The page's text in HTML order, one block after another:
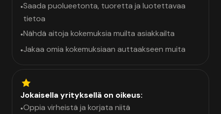
•Saada puolueetonta, tuoretta ja luotettavaa
tietoa
•Nähdä aitoja kokemuksia muilta asiakkailta
•Jakaa omia kokemuksiaan auttaakseen muita
Jokaisella yrityksellä on oikeus:
•Oppia virheistä ja korjata niitä